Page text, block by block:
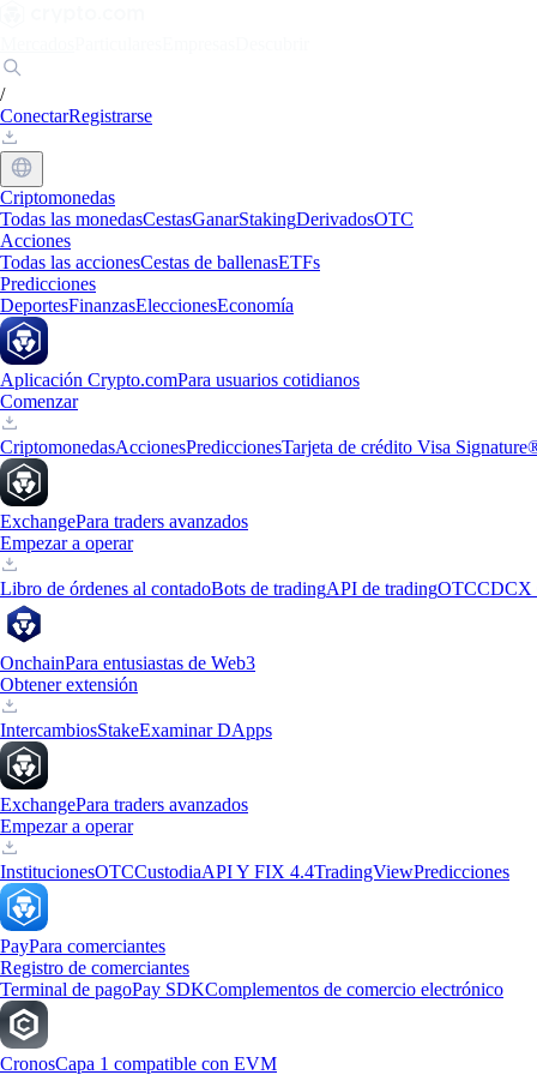
/
ConectarRegistrarse
Criptomonedas
Todas las monedasCestasGanarStakingDerivadosOTC
Acciones
Todas las accionesCestas de ballenasETFs
Predicciones
DeportesFinanzasEleccionesEconomía
Aplicación Crypto.comPara usuarios cotidianos
Comenzar
CriptomonedasAccionesPrediccionesTarjeta de crédito Visa
ExchangePara traders avanzados
Empezar a operar
Libro de órdenes al contadoBots de tradingAPI de tradingOTCCDCX
OnchainPara entusiastas de Web3
Obtener extensión
IntercambiosStakeExaminar DApps
ExchangePara traders avanzados
Empezar a operar
InstitucionesOTCCustodiaAPI Y FIX 4.4TradingViewPredicciones
PayPara comerciantes
Registro de comerciantes
Terminal de pagoPay SDKComplementos de comercio electrónico
CronosCapa 1 compatible con EVM